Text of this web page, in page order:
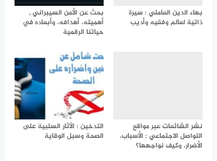
بهاء الدين العاملي : سيرة
ذاتية لعالم وفقيه وأديب
بحث عن الأمن السيبراني ,
أهميته، أهدافه، وأبعاده في
حياتنا الرقمية
نشر الشائعات عبر مواقع
التواصل الاجتماعي : الأسباب،
الأضرار، وكيف نواجهها؟
التدخين : الآثار السلبية على
الصحة وسبل الوقاية